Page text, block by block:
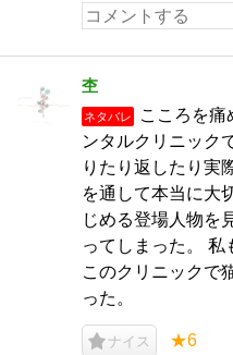
杢
ネタバレ
こころを痛
ンタルクリニック
りたり返したり実
を通して本当に大
じめる登場人物を
ってしまった。 私
このクリニックで
った。
ナイス ★6